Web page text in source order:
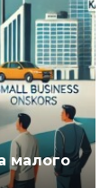
малого